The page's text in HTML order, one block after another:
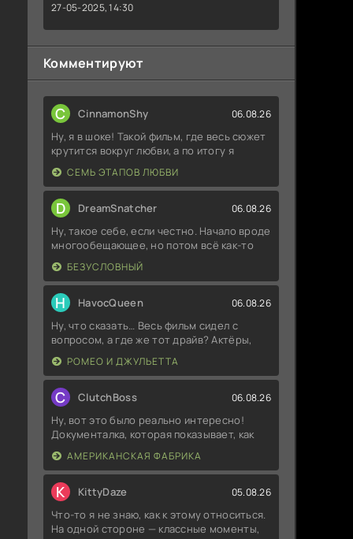
27-05-2025, 14:30
Комментируют
C CinnamonShy 06.08.26
Ну, я в шоке! Такой фильм, где весь сюжет
крутится вокруг любви, а по итогу я
СЕМЬ ЭТАПОВ ЛЮБВИ
D DreamSnatcher 06.08.26
Ну, такое себе, если честно. Начало вроде
многообещающее, но потом всё как-то
БЕЗУСЛОВНЫЙ
H HavocQueen 06.08.26
Ну, что сказать… Весь фильм сидел с
вопросом, а где же тот драйв? Актёры,
РОМЕО И ДЖУЛЬЕТТА
C ClutchBoss 06.08.26
Ну, вот это было реально интересно!
Документалка, которая показывает, как
АМЕРИКАНСКАЯ ФАБРИКА
K KittyDaze 05.08.26
Что-то я не знаю, как к этому относиться.
На одной стороне — классные моменты,